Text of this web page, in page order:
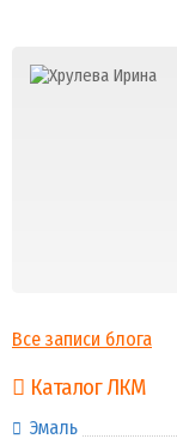
Все записи блога
Каталог ЛКМ
Эмаль